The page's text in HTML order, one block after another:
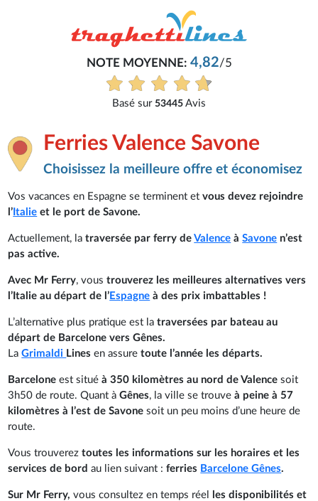
NOTE MOYENNE:4,82/5
Basé sur 53445 Avis
Ferries Valence Savone
Choisissez la meilleure offre et économisez
Vos vacances en Espagne se terminent etvous devez rejoindre
l’Italie et le port de Savone.
Actuellement, latraversée par ferry deValence àSavone n’est
pas active.
Avec Mr Ferry, voustrouverez les meilleures alternatives vers
l’Italie au départ de l’Espagne à des prix imbattables !
L’alternative plus pratique est latraversées par bateau au
départ de Barcelone vers Gênes.
La Grimaldi Lines en assuretoute l’année les départs.
Barceloneest situéà 350 kilomètres au nord de Valence soit
3h50 de route. Quant àGênes, la ville se trouveà peine à 57
kilomètres à l’est de Savone soit un peu moins d’une heure de
route.
Vous trouvereztoutes les informations sur les horaires et les
services de bord au lien suivant :ferries Barcelone Gênes.
Sur Mr Ferry, vous consultez en temps réel
les disponibilités et